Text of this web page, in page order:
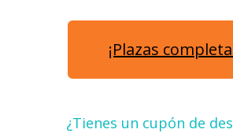
¡Plazas
¿Tienes un cupón de